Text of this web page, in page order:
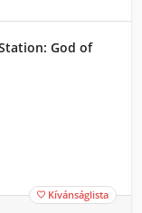
God of
 Kívánságlista